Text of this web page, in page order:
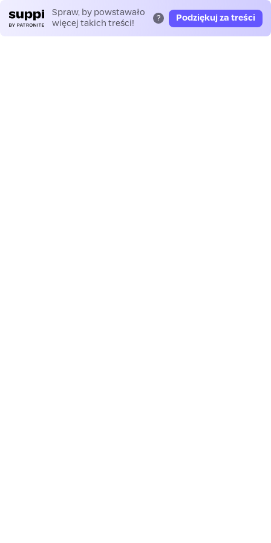
Spraw, by powstawało
więcej takich treści!
? Podziękuj za treści